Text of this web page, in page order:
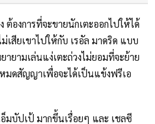
องการที่จะขายนักเตะออกไปให้ได้
เสียเขาไปให้กับ เรอัล มาดริด แบบ
ยามเล่นแง่เตะถ่วงไม่ยอมที่จะย้าย
มดสัญญาเพื่อจะได้เป็นแข้งฟรีเอ
มบัปเป้ มากขึ้นเรื่อยๆ และ เชลซี